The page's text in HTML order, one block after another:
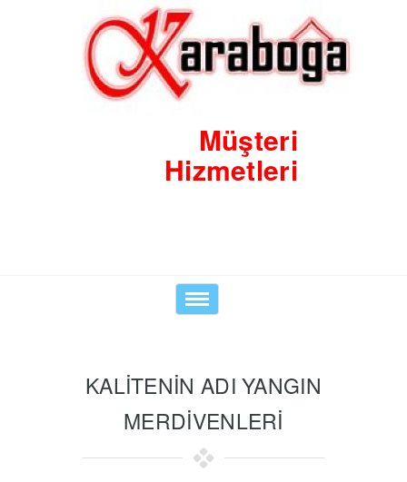
Müşteri
Hizmetleri
Toggle
navigation
KALİTENİN ADI YANGIN
MERDİVENLERİ